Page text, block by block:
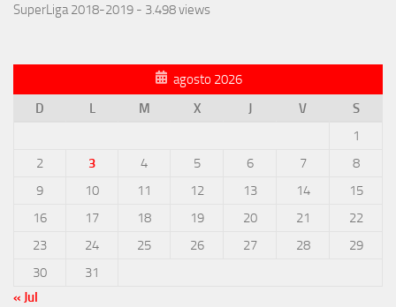
SuperLiga 2018-2019 - 3.498 views
agosto 2026
D
L M X J V
S
1
2
3 4 5 6 7
8
9
10 11 12 13 14
15
16
17 18 19 20 21
22
23
24 25 26 27 28
29
30
31
« Jul